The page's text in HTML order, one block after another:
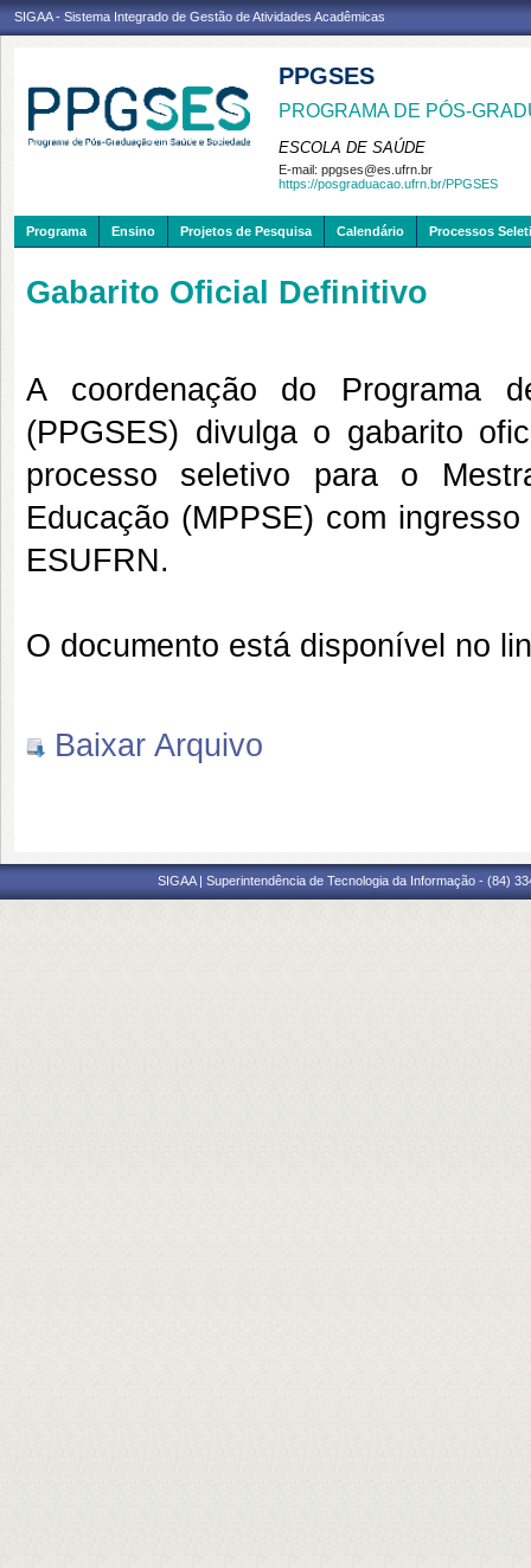
SIGAA - Sistema Integrado de Gestão de Atividades Acadêmicas
PPGSES
PROGRAMA DE PÓS-
ESCOLA DE SAÚDE
E-mail: ppgses@es.ufrn.br
https://posgraduacao.ufrn.br/PPGSES
Programa Ensino Projetos de Pesquisa Calendário Processos
Gabarito Oficial Definitivo
A coordenação do Programa
(PPGSES) divulga o gabarito
processo seletivo para o
Educação (MPPSE) com
ESUFRN.
O documento está disponível no
Baixar Arquivo
SIGAA | Superintendência de Tecnologia da Informação - (84)